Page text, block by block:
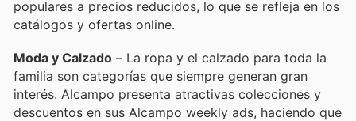
populares a precios reducidos, lo que se refleja en los
catálogos y ofertas online.
Moda y Calzado – La ropa y el calzado para toda la
familia son categorías que siempre generan gran
interés. Alcampo presenta atractivas colecciones y
descuentos en sus Alcampo weekly ads, haciendo que